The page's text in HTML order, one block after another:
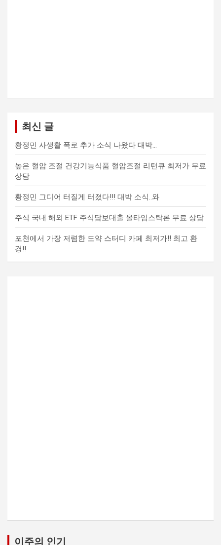
최신 글
황정민 사생활 폭로 추가 소식 나왔다 대박…
높은 혈압 조절 건강기능식품 혈압조절 리턴큐 최저가 무료
상담
황정민 그디어 터질게 터졌다!!! 대박 소식..와
주식 국내 해외 ETF 주식담보대출 올타임스탁론 무료 상담
포천에서 가장 저렴한 도약 스터디 카페 최저가!! 최고 환
경!!
이주의 인기